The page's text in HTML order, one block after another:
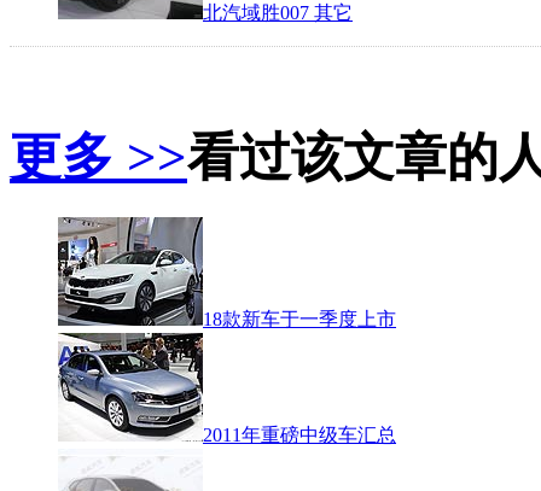
北汽域胜007 其它
更多 >>看过该文章的
18款新车于一季度上市
2011年重磅中级车汇总